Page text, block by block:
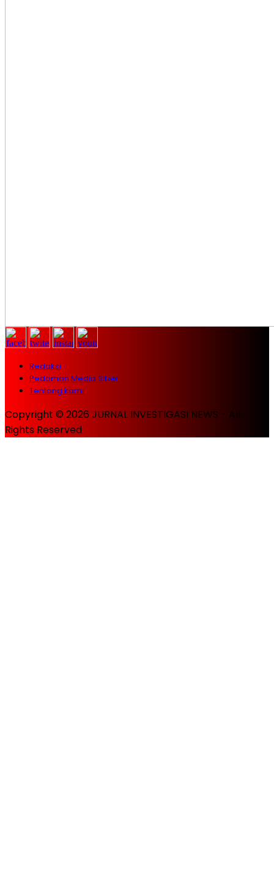
Redaksi
Pedoman Media Siber
Tentang kami
Copyright © 2026 JURNAL INVESTIGASI NEWS - All
Rights Reserved